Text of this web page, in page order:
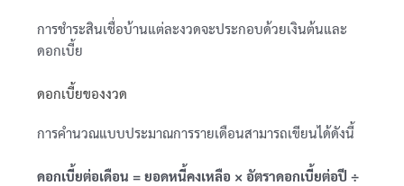
การชำระสินเชื่อบ้านแต่ละงวดจะประกอบด้วยเงินต้นและ
ดอกเบี้ย
ดอกเบี้ยของงวด
การคำนวณแบบประมาณการรายเดือนสามารถเขียนได้ดังนี้
ดอกเบี้ยต่อเดือน = ยอดหนี้คงเหลือ × อัตราดอกเบี้ยต่อปี ÷